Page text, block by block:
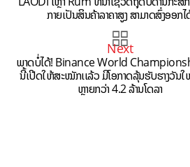
ກາຍເປັນສິນຄ້າລາຄາສູງ ສາມາດສົ່ງອອກ
Next
ພາດບໍ່ໄດ້! Binance World
ນີ້ເປີດໃຫ້ສະໝັກເເລ້ວ ມີໂອກາດລຸ້ນຮັບຮາງວັນ
ຫຼາຍກວ່າ 4.2 ລ້ານໂດລາ